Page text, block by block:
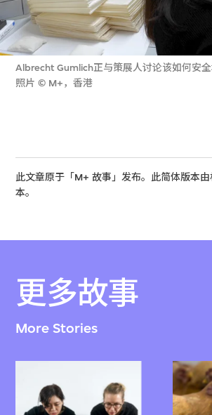
Albrecht Gumlich正与策展人讨论该如何安全
照片 © M+，香港
此文章原于「M+ 故事」发布。此简体版本
本。
更多故事
More Stories